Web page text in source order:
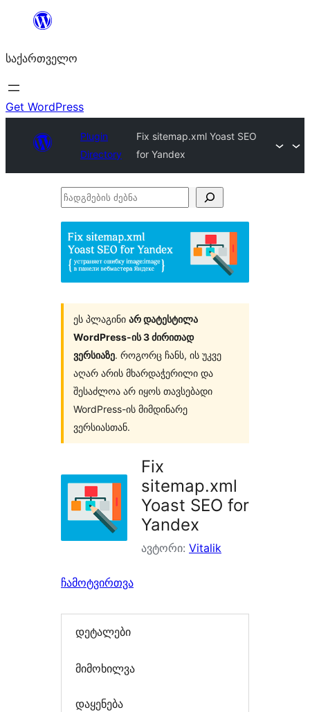
შიგთავსზე
საქართველო
Get WordPress
Plugin
Directory
Fix sitemap.xml Yoast SEO
for Yandex
ჩადგმების
ეს პლაგინი არ დატესტილა
WordPress-ის 3 ძირითად
ვერსიაზე. როგორც ჩანს, ის უკვე
აღარ არის მხარდაჭერილი და
შესაძლოა არ იყოს თავსებადი
WordPress-ის მიმდინარე
ვერსიასთან.
Fix
sitemap.xml
Yoast SEO for
Yandex
ავტორი: Vitalik
ჩამოტვირთვა
დეტალები
მიმოხილვა
დაყენება